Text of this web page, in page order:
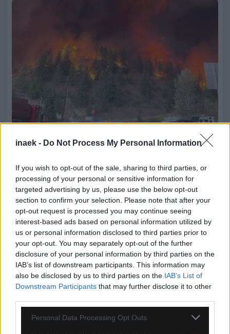
inaek - Do Not Process My Personal Information
If you wish to opt-out of the sale, sharing to third parties, or
processing of your personal or sensitive information for
targeted advertising by us, please use the below opt-out
section to confirm your selection. Please note that after your
opt-out request is processed you may continue seeing
interest-based ads based on personal information utilized by
us or personal information disclosed to third parties prior to
your opt-out. You may separately opt-out of the further
disclosure of your personal information by third parties on the
IAB’s list of downstream participants. This information may
also be disclosed by us to third parties on the IAB’s List of
Downstream Participants that may further disclose it to other
Please note that this website/app uses one or more Google
Personal Data Processing Opt Outs
09.08.2026, 16:40
Καναδάς: Εκτός ελέγχου η μεγάλη φωτιά στη
Βρετανική Κολούμπια – Πάνω από 20.000
εκκενώσεις